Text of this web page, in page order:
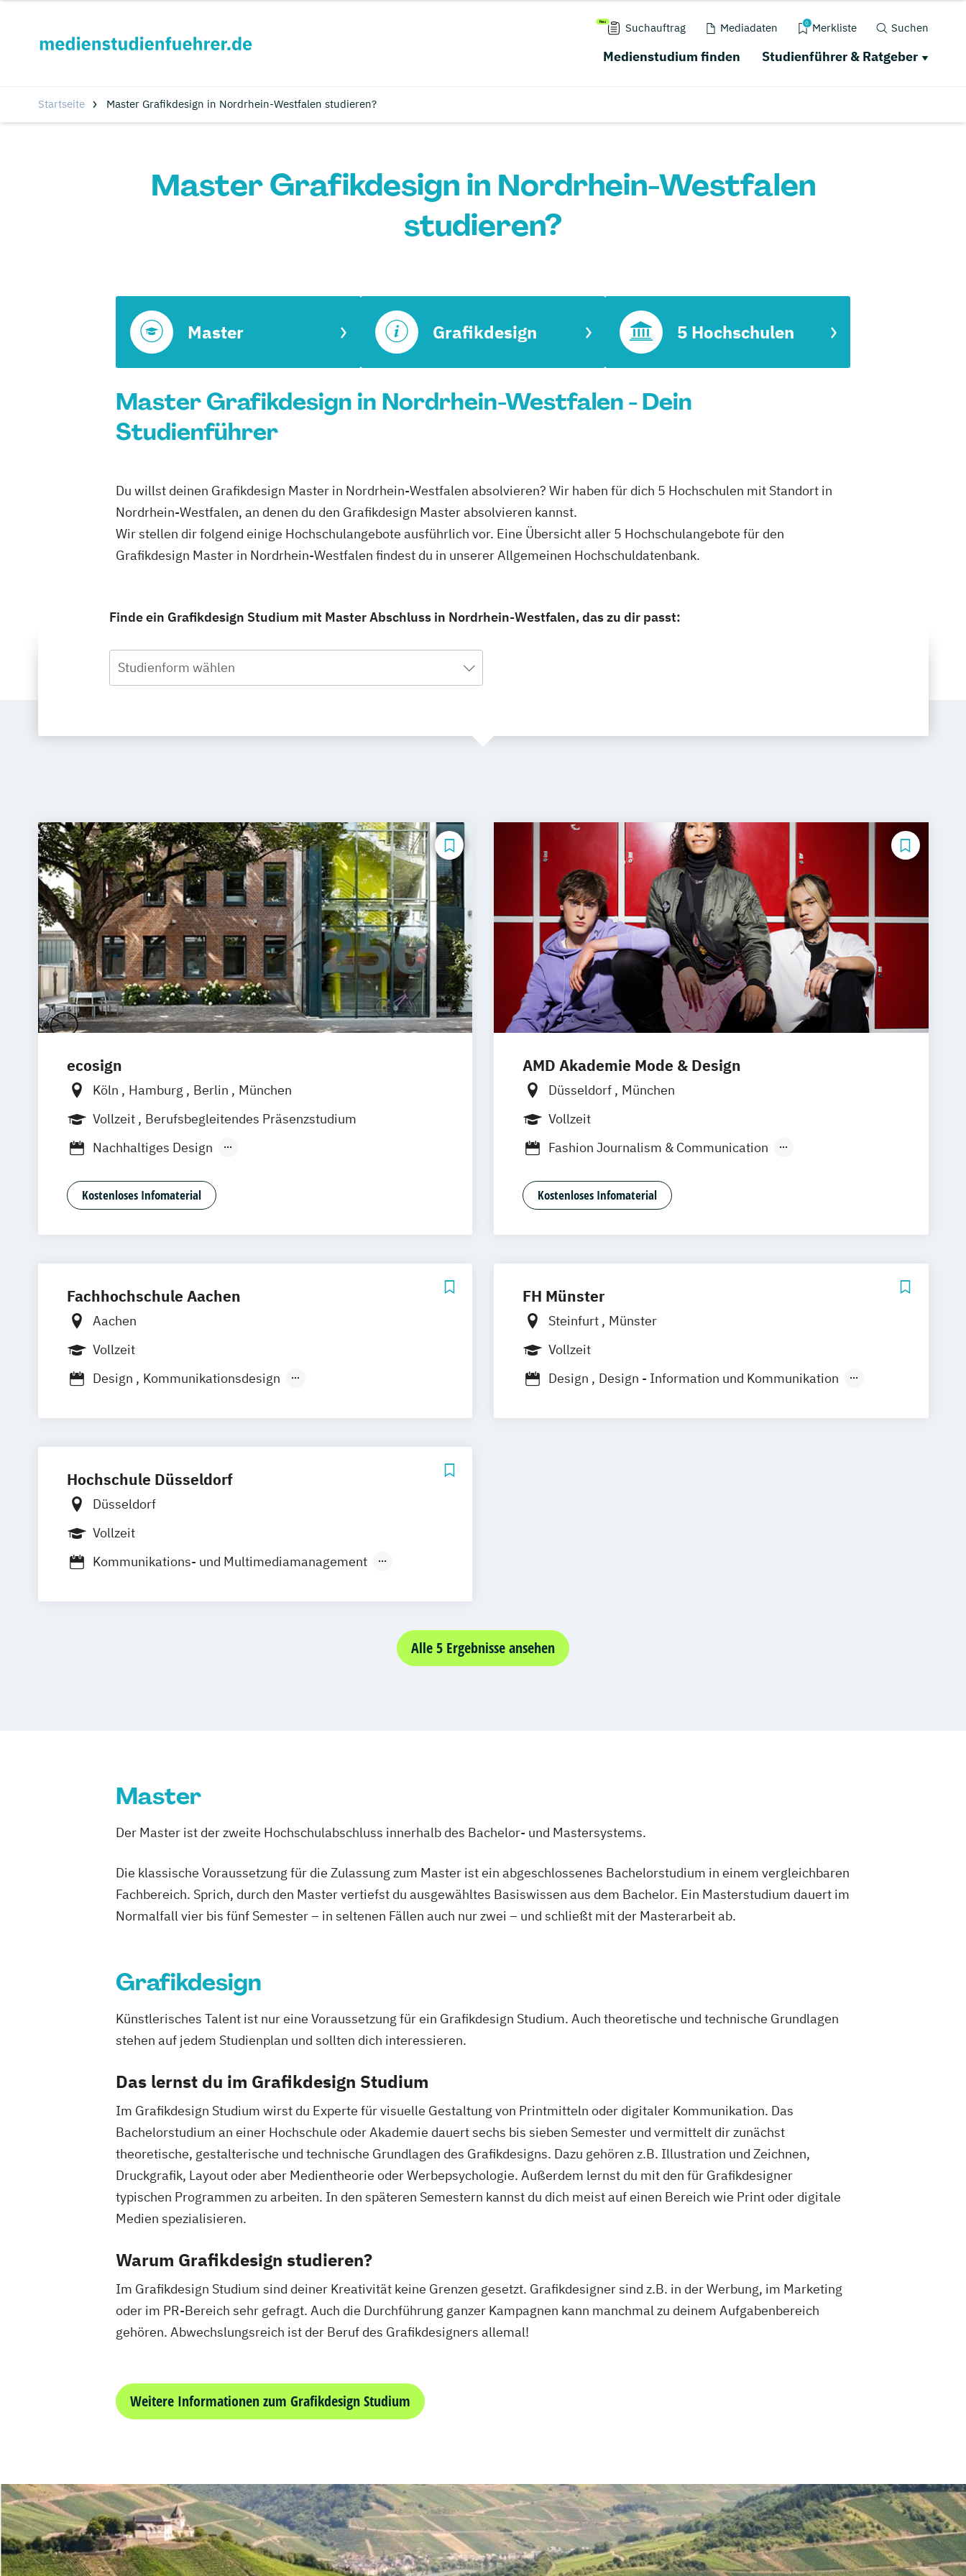
Suchauftrag Mediadaten 0 Merkliste Suchen
Medienstudium finden Studienführer & Ratgeber
Startseite Master Grafikdesign in Nordrhein-Westfalen studieren?
Master Grafikdesign in Nordrhein-Westfalen
studieren?
Master Grafikdesign 5 Hochschulen
Master Grafikdesign in Nordrhein-Westfalen - Dein
Studienführer
Du willst deinen Grafikdesign Master in Nordrhein-Westfalen absolvieren? Wir haben für dich 5 Hochschulen mit Standort in
Nordrhein-Westfalen, an denen du den Grafikdesign Master absolvieren kannst.
Wir stellen dir folgend einige Hochschulangebote ausführlich vor. Eine Übersicht aller 5 Hochschulangebote für den
Grafikdesign Master in Nordrhein-Westfalen findest du in unserer Allgemeinen Hochschuldatenbank.
Finde ein Grafikdesign Studium mit Master Abschluss in Nordrhein-Westfalen, das zu dir passt:
Studienform wählen
ecosign
Köln Hamburg Berlin
München
Vollzeit
Berufsbegleitendes Präsenzstudium
Nachhaltiges Design
Nachhaltiges Design Management
Nachhaltiges Design Management (berufsbegleitend)
Kostenloses Infomaterial
AMD Akademie Mode & Design
Düsseldorf
München
Vollzeit
Fashion Journalism & Communication
Interior Design
Marken- & Kommunikationsdesign
Kostenloses Infomaterial
Fachhochschule Aachen
Aachen
Vollzeit
Design
Kommunikationsdesign
FH Münster
Steinfurt
Münster
Vollzeit
Design
Design - Information und Kommunikation
Mediendesign/Designtechnik
Hochschule Düsseldorf
Düsseldorf
Vollzeit
Kommunikations- und Multimediamanagement
Multimedia- und Marktmanagement
Alle 5 Ergebnisse ansehen
Master
Der Master ist der zweite Hochschulabschluss innerhalb des Bachelor- und Mastersystems.
Die klassische Voraussetzung für die Zulassung zum Master ist ein abgeschlossenes Bachelorstudium in einem vergleichbaren
Fachbereich. Sprich, durch den Master vertiefst du ausgewähltes Basiswissen aus dem Bachelor. Ein Masterstudium dauert im
Normalfall vier bis fünf Semester – in seltenen Fällen auch nur zwei – und schließt mit der Masterarbeit ab.
Grafikdesign
Künstlerisches Talent ist nur eine Voraussetzung für ein Grafikdesign Studium. Auch theoretische und technische Grundlagen
stehen auf jedem Studienplan und sollten dich interessieren.
Das lernst du im Grafikdesign Studium
Im Grafikdesign Studium wirst du Experte für visuelle Gestaltung von Printmitteln oder digitaler Kommunikation. Das
Bachelorstudium an einer Hochschule oder Akademie dauert sechs bis sieben Semester und vermittelt dir zunächst
theoretische, gestalterische und technische Grundlagen des Grafikdesigns. Dazu gehören z.B. Illustration und Zeichnen,
Druckgrafik, Layout oder aber Medientheorie oder Werbepsychologie. Außerdem lernst du mit den für Grafikdesigner
typischen Programmen zu arbeiten. In den späteren Semestern kannst du dich meist auf einen Bereich wie Print oder digitale
Medien spezialisieren.
Warum Grafikdesign studieren?
Im Grafikdesign Studium sind deiner Kreativität keine Grenzen gesetzt. Grafikdesigner sind z.B. in der Werbung, im Marketing
oder im PR-Bereich sehr gefragt. Auch die Durchführung ganzer Kampagnen kann manchmal zu deinem Aufgabenbereich
gehören. Abwechslungsreich ist der Beruf des Grafikdesigners allemal!
Weitere Informationen zum Grafikdesign Studium